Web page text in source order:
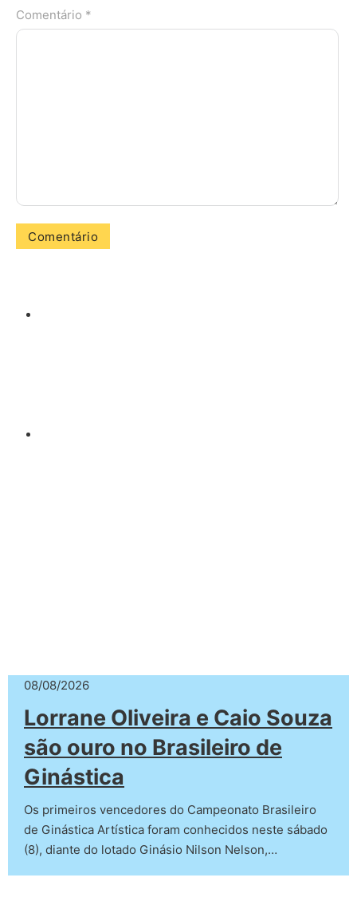
Comentário *
08/08/2026
Lorrane Oliveira e Caio Souza
são ouro no Brasileiro de
Ginástica
Os primeiros vencedores do Campeonato Brasileiro
de Ginástica Artística foram conhecidos neste sábado
(8), diante do lotado Ginásio Nilson Nelson,…